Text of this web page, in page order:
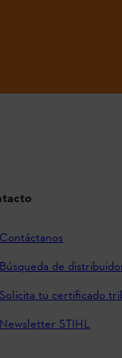
Contáctanos
Búsqueda de
Solicita tu certificado
Newsletter STIHL